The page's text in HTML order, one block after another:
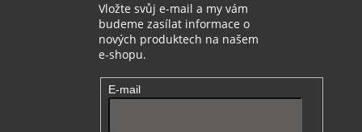
Vložte svůj e-mail a my vám
budeme zasílat informace o
nových produktech na našem
e-shopu.
E-mail